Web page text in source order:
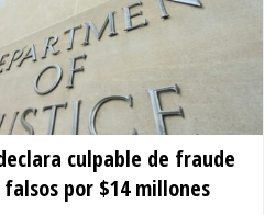
culpable de fraude
por $14 millones